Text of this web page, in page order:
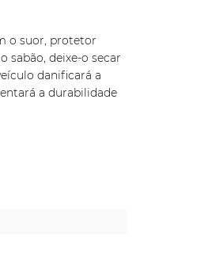
o suor, protetor
sabão, deixe-o secar
danificará a
a durabilidade